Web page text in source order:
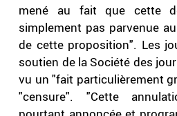
mené au fait que cette
simplement pas parvenue
de cette proposition". Les
soutien de la Société des
vu un "fait particulièrement
"censure". "Cette